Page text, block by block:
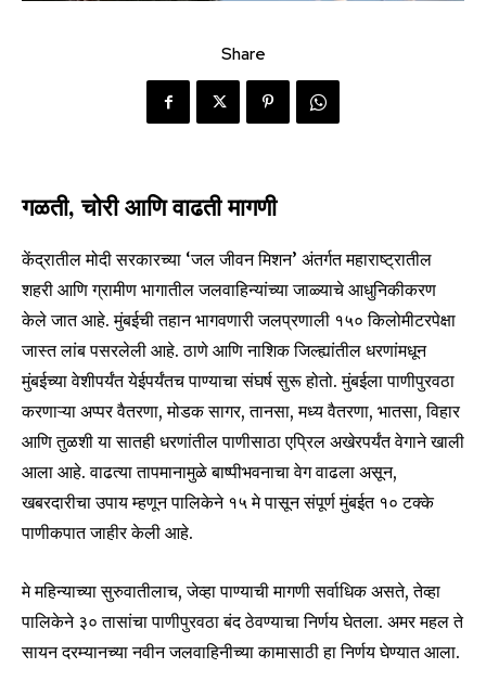
Share
गळती, चोरी आणि वाढती मागणी
केंद्रातील मोदी सरकारच्या ‘जल जीवन मिशन’ अंतर्गत महाराष्ट्रातील
शहरी आणि ग्रामीण भागातील जलवाहिन्यांच्या जाळ्याचे आधुनिकीकरण
केले जात आहे. मुंबईची तहान भागवणारी जलप्रणाली १५० किलोमीटरपेक्षा
जास्त लांब पसरलेली आहे. ठाणे आणि नाशिक जिल्ह्यांतील धरणांमधून
मुंबईच्या वेशीपर्यंत येईपर्यंतच पाण्याचा संघर्ष सुरू होतो. मुंबईला पाणीपुरवठा
करणाऱ्या अप्पर वैतरणा, मोडक सागर, तानसा, मध्य वैतरणा, भातसा, विहार
आणि तुळशी या सातही धरणांतील पाणीसाठा एप्रिल अखेरपर्यंत वेगाने खाली
आला आहे. वाढत्या तापमानामुळे बाष्पीभवनाचा वेग वाढला असून,
खबरदारीचा उपाय म्हणून पालिकेने १५ मे पासून संपूर्ण मुंबईत १० टक्के
पाणीकपात जाहीर केली आहे.
मे महिन्याच्या सुरुवातीलाच, जेव्हा पाण्याची मागणी सर्वाधिक असते, तेव्हा
पालिकेने ३० तासांचा पाणीपुरवठा बंद ठेवण्याचा निर्णय घेतला. अमर महल ते
सायन दरम्यानच्या नवीन जलवाहिनीच्या कामासाठी हा निर्णय घेण्यात आला.